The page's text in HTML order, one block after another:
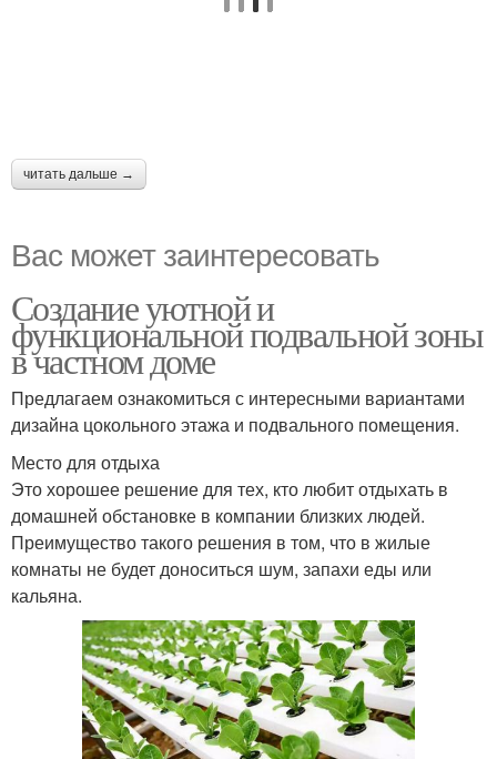
читать дальше →
Вас может заинтересовать
Создание уютной и
функциональной подвальной зоны
в частном доме
Предлагаем ознакомиться с интересными вариантами
дизайна цокольного этажа и подвального помещения.
Место для отдыха
Это хорошее решение для тех, кто любит отдыхать в
домашней обстановке в компании близких людей.
Преимущество такого решения в том, что в жилые
комнаты не будет доноситься шум, запахи еды или
кальяна.